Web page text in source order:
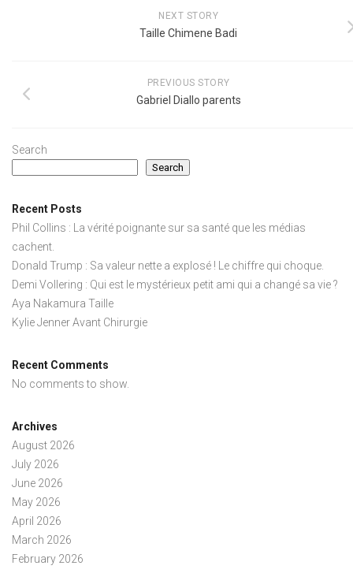
NEXT STORY
Taille Chimene Badi
PREVIOUS STORY
Gabriel Diallo parents
Search
Search
Recent Posts
Phil Collins : La vérité poignante sur sa santé que les médias
cachent.
Donald Trump : Sa valeur nette a explosé ! Le chiffre qui choque.
Demi Vollering : Qui est le mystérieux petit ami qui a changé sa vie ?
Aya Nakamura Taille
Kylie Jenner Avant Chirurgie
Recent Comments
No comments to show.
Archives
August 2026
July 2026
June 2026
May 2026
April 2026
March 2026
February 2026